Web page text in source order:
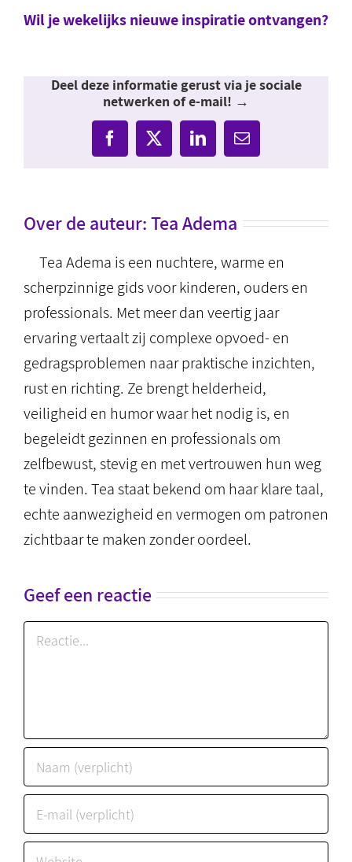
Wil je wekelijks nieuwe inspiratie ontvangen?
Deel deze informatie gerust via je sociale
netwerken of e-mail! →
Facebook
X LinkedIn
E-
mail
Over de auteur:Tea Adema
Tea Adema is een nuchtere, warme en
scherpzinnige gids voor kinderen, ouders en
professionals. Met meer dan veertig jaar
ervaring vertaalt zij complexe opvoed- en
gedragsproblemen naar praktische inzichten,
rust en richting. Ze brengt helderheid,
veiligheid en humor waar het nodig is, en
begeleidt gezinnen en professionals om
zelfbewust, stevig en met vertrouwen hun weg
te vinden. Tea staat bekend om haar klare taal,
echte aanwezigheid en vermogen om patronen
zichtbaar te maken zonder oordeel.
Geef een reactie
Reactie